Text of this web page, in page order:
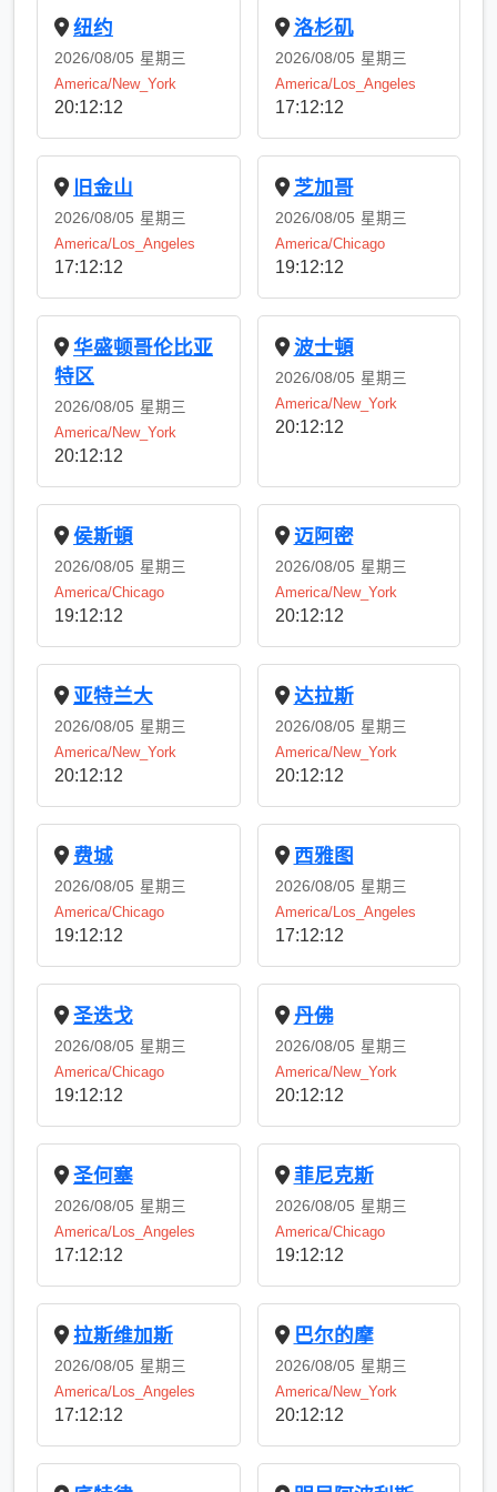
纽约
2026/08/05 星期三
America/New_York
20:12:13
洛杉矶
2026/08/05 星期三
America/Los_Angeles
17:12:13
旧金山
2026/08/05 星期三
America/Los_Angeles
17:12:13
芝加哥
2026/08/05 星期三
America/Chicago
19:12:13
华盛顿哥伦比亚
特区
2026/08/05 星期三
America/New_York
20:12:13
波士頓
2026/08/05 星期三
America/New_York
20:12:13
侯斯頓
2026/08/05 星期三
America/Chicago
19:12:13
迈阿密
2026/08/05 星期三
America/New_York
20:12:13
亚特兰大
2026/08/05 星期三
America/New_York
20:12:13
达拉斯
2026/08/05 星期三
America/New_York
20:12:13
费城
2026/08/05 星期三
America/Chicago
19:12:13
西雅图
2026/08/05 星期三
America/Los_Angeles
17:12:13
圣迭戈
2026/08/05 星期三
America/Chicago
19:12:13
丹佛
2026/08/05 星期三
America/New_York
20:12:13
圣何塞
2026/08/05 星期三
America/Los_Angeles
17:12:13
菲尼克斯
2026/08/05 星期三
America/Chicago
19:12:13
拉斯维加斯
2026/08/05 星期三
America/Los_Angeles
17:12:13
巴尔的摩
2026/08/05 星期三
America/New_York
20:12:13